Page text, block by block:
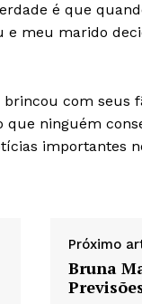
é que
meu marido
com seus
que ninguém
importantes
Próximo
Bruna